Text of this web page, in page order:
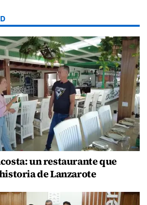
un restaurante que
de Lanzarote